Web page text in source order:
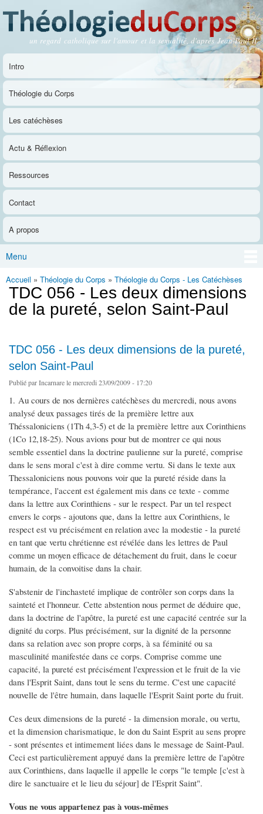
contenu
principal
Théologie du Corps
un regard catholique sur l'amour et la sexualité, d'après Jean-Paul II
Menu principal
Intro
Théologie du Corps
Les catéchèses
Actu & Réflexion
Ressources
Contact
A propos
Menu
Vous êtes ici
Accueil » Théologie du Corps » Théologie du Corps - Les Catéchèses
TDC 056 - Les deux dimensions
de la pureté, selon Saint-Paul
TDC 056 - Les deux dimensions de la pureté,
selon Saint-Paul
Publié parIncarnarele mercredi 23/09/2009 - 17:20
1. Au cours de nos dernières catéchèses du mercredi, nous avons
analysé deux passages tirés de la première lettre aux
Théssaloniciens (1Th 4,3-5) et de la première lettre aux Corinthiens
(1Co 12,18-25). Nous avions pour but de montrer ce qui nous
semble essentiel dans la doctrine paulienne sur la pureté, comprise
dans le sens moral c'est à dire comme vertu. Si dans le texte aux
Thessaloniciens nous pouvons voir que la pureté réside dans la
tempérance, l'accent est également mis dans ce texte - comme
dans la lettre aux Corinthiens - sur le respect. Par un tel respect
envers le corps - ajoutons que, dans la lettre aux Corinthiens, le
respect est vu précisément en relation avec la modestie - la pureté
en tant que vertu chrétienne est révélée dans les lettres de Paul
comme un moyen efficace de détachement du fruit, dans le coeur
humain, de la convoitise dans la chair.
S'abstenir de l'inchasteté implique de contrôler son corps dans la
sainteté et l'honneur. Cette abstention nous permet de déduire que,
dans la doctrine de l'apôtre, la pureté est une capacité centrée sur la
dignité du corps. Plus précisément, sur la dignité de la personne
dans sa relation avec son propre corps, à sa féminité ou sa
masculinité manifestée dans ce corps. Comprise comme une
capacité, la pureté est précisément l'expression et le fruit de la vie
dans l'Esprit Saint, dans tout le sens du terme. C'est une capacité
nouvelle de l'être humain, dans laquelle l'Esprit Saint porte du fruit.
Ces deux dimensions de la pureté - la dimension morale, ou vertu,
et la dimension charismatique, le don du Saint Esprit au sens propre
- sont présentes et intimement liées dans le message de Saint-Paul.
Ceci est particulièrement appuyé dans la première lettre de l'apôtre
aux Corinthiens, dans laquelle il appelle le corps "le temple [c'est à
dire le sanctuaire et le lieu du séjour] de l'Esprit Saint".
Vous ne vous appartenez pas à vous-mêmes